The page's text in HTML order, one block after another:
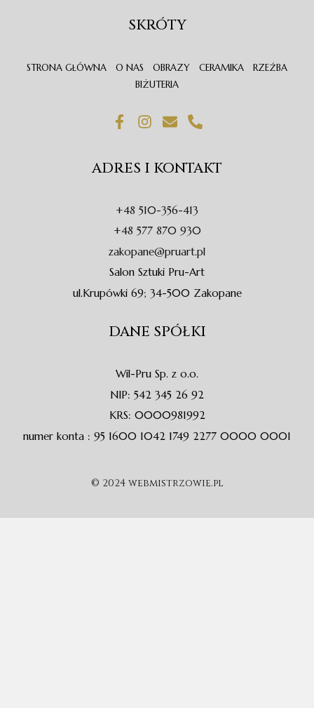
SKRÓTY
STRONA GŁÓWNA O NAS OBRAZY CERAMIKA
RZEŹBA
BIŻUTERIA
F
a
b
k
-
f
I
n
a
r
a
m
E
n
l
p
e
P
h
n
e
a
l
t
ADRES I KONTAKT
+48 510-356-413
+48 577 870 930
zakopane@pruart.pl
Salon Sztuki Pru-Art
ul.Krupówki 69; 34-500 Zakopane
DANE SPÓŁKI
Wil-Pru Sp. z o.o.
NIP: 542 345 26 92
KRS: 0000981992
numer konta : 95 1600 1042 1749 2277 0000 0001
© 2024 webmistrzowie.pl